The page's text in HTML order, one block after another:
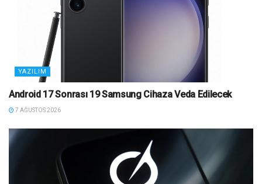
YAZILIM
Android 17 Sonrası 19 Samsung Cihaza Veda Edilecek
7 AĞUSTOS 2026